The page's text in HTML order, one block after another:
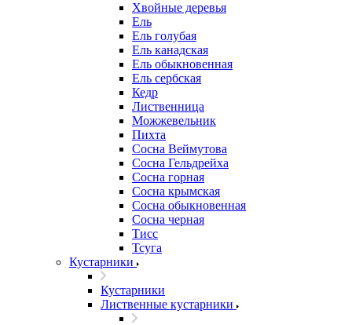
Хвойные деревья
Ель
Ель голубая
Ель канадская
Ель обыкновенная
Ель сербская
Кедр
Лиственница
Можжевельник
Пихта
Сосна Веймутова
Сосна Гельдрейха
Сосна горная
Сосна крымская
Сосна обыкновенная
Сосна черная
Тисс
Тсуга
Кустарники
Кустарники
Лиственные кустарники